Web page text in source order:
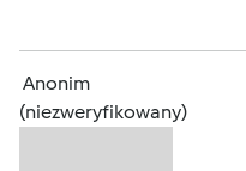
Anonim
(niezweryfikowany)